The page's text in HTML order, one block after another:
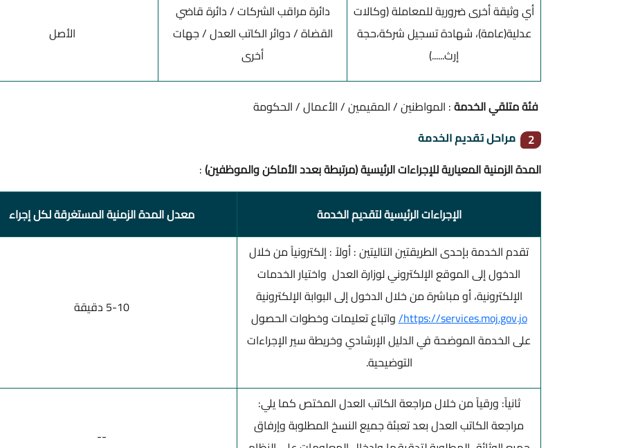
أي وثيقة أخرى ضرورية للمعاملة (وكالات
عدلية(عامة)، شهادة تسجيل شركة،حجة
إرث......)
دائرة مراقب الشركات / دائرة قاضي
القضاة / دوائر الكاتب العدل / جهات
أخرى
الأصل
فئة متلقي الخدمة: المواطنين / المقيمين / الأعمال / الحكومة
2
مراحل تقديم الخدمة
المدة الزمنية المعيارية للإجراءات الرئيسية (مرتبطة بعدد الأماكن والموظفين):
الإجراءات الرئيسية لتقديم الخدمة
معدل المدة الزمنية المستغرقة لكل إجراء
تقدم الخدمة بإحدى الطريقتين التاليتين : أولاً : إلكترونياً من خلال
الدخول إلى الموقع الإلكتروني لوزارة العدل واختيار الخدمات
الإلكترونية، أو مباشرة من خلال الدخول إلى البوابة الإلكترونية
https://services.moj.gov.jo/ واتباع تعليمات وخطوات الحصول
على الخدمة الموضحة في الدليل الإرشادي وخريطة سير الإجراءات
التوضيحية.
5-10 دقيقة
ثانياً: ورقياً من خلال مراجعة الكاتب العدل المختص كما يلي:
مراجعة الكاتب العدل بعد تعبئة جميع النسخ المطلوبة وإرفاق
--